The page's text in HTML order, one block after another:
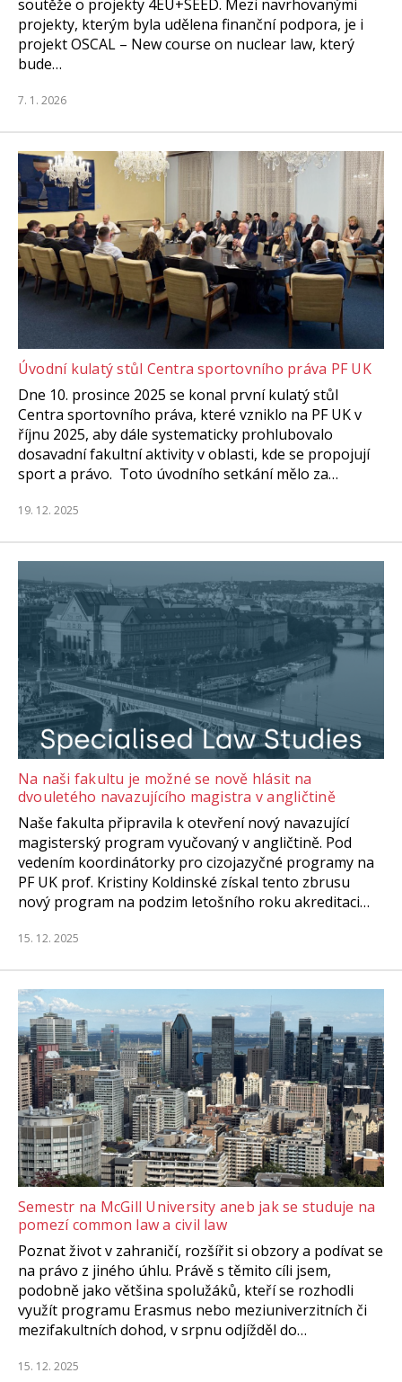
soutěže o projekty 4EU+SEED. Mezi navrhovanými
projekty, kterým byla udělena finanční podpora, je i
projekt OSCAL – New course on nuclear law, který
bude…
7. 1. 2026
Úvodní kulatý stůl Centra sportovního práva PF UK
Dne 10. prosince 2025 se konal první kulatý stůl
Centra sportovního práva, které vzniklo na PF UK v
říjnu 2025, aby dále systematicky prohlubovalo
dosavadní fakultní aktivity v oblasti, kde se propojují
sport a právo. Toto úvodního setkání mělo za…
19. 12. 2025
Na naši fakultu je možné se nově hlásit na
dvouletého navazujícího magistra v angličtině
Naše fakulta připravila k otevření nový navazující
magisterský program vyučovaný v angličtině. Pod
vedením koordinátorky pro cizojazyčné programy na
PF UK prof. Kristiny Koldinské získal tento zbrusu
nový program na podzim letošního roku akreditaci…
15. 12. 2025
Semestr na McGill University aneb jak se studuje na
pomezí common law a civil law
Poznat život v zahraničí, rozšířit si obzory a podívat se
na právo z jiného úhlu. Právě s těmito cíli jsem,
podobně jako většina spolužáků, kteří se rozhodli
využít programu Erasmus nebo meziuniverzitních či
mezifakultních dohod, v srpnu odjížděl do…
15. 12. 2025